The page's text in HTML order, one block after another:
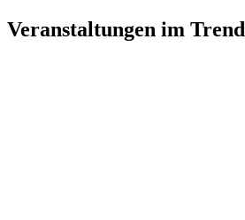
Veranstaltungen im Trend